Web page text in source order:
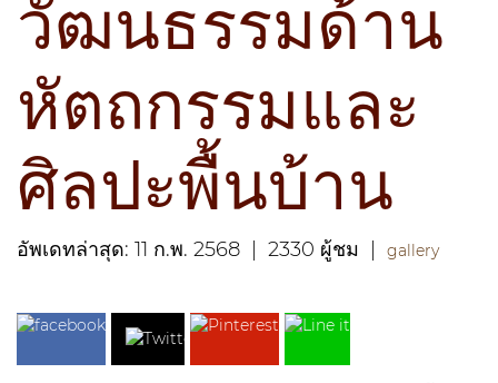
วัฒนธรรมด้าน
หัตถกรรมและ
ศิลปะพื้นบ้าน
อัพเดทล่าสุด: 11 ก.พ. 2568 2330 ผู้ชม gallery